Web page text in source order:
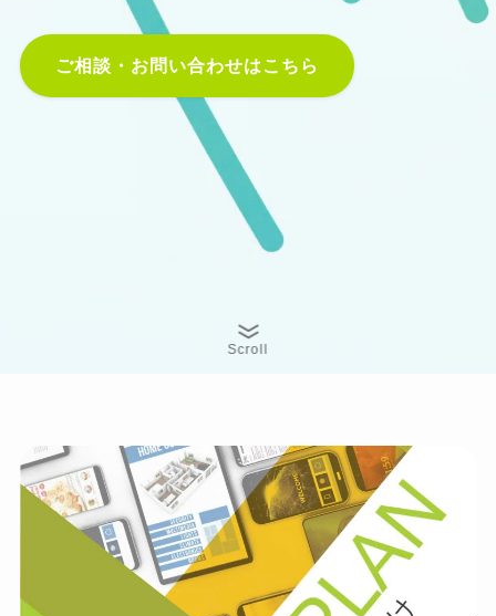
ご相談・お問い合わせはこちら
Scroll